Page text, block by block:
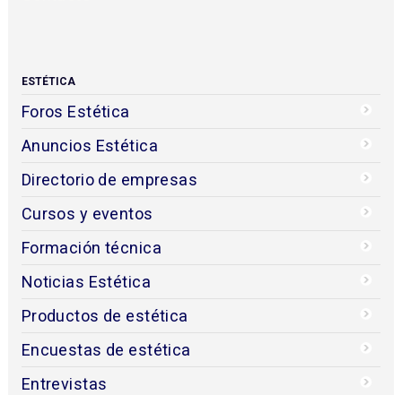
ESTÉTICA
Foros Estética
Anuncios Estética
Directorio de empresas
Cursos y eventos
Formación técnica
Noticias Estética
Productos de estética
Encuestas de estética
Entrevistas